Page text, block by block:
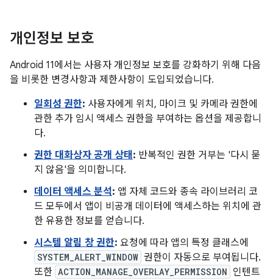
개인정보 보호
Android 11에서는 사용자 개인정보 보호를 강화하기 위해 다음
을 비롯한 변경사항과 제한사항이 도입되었습니다.
일회성 권한: 사용자에게 위치, 마이크 및 카메라 권한에
관한 추가 임시 액세스 권한을 부여하는 옵션을 제공합니
다.
권한 대화상자 공개 상태 : 반복적인 권한 거부는 '다시 묻
지 않음'을 의미합니다.
데이터 액세스 분석: 앱 자체 코드와 종속 라이브러리 코
드 모두에서 앱이 비공개 데이터에 액세스하는 위치에 관
한 유용한 정보를 얻습니다.
시스템 알림 창 권한: 요청에 따라 앱의 특정 클래스에
SYSTEM_ALERT_WINDOW 권한이 자동으로 부여됩니다.
또한 ACTION_MANAGE_OVERLAY_PERMISSION 인텐트